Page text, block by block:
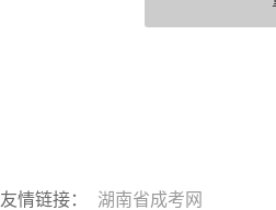
友情链接： 湖南省成考网